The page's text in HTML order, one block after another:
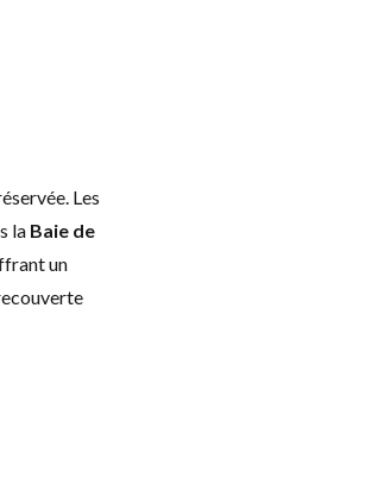
Les
la Baie de
un